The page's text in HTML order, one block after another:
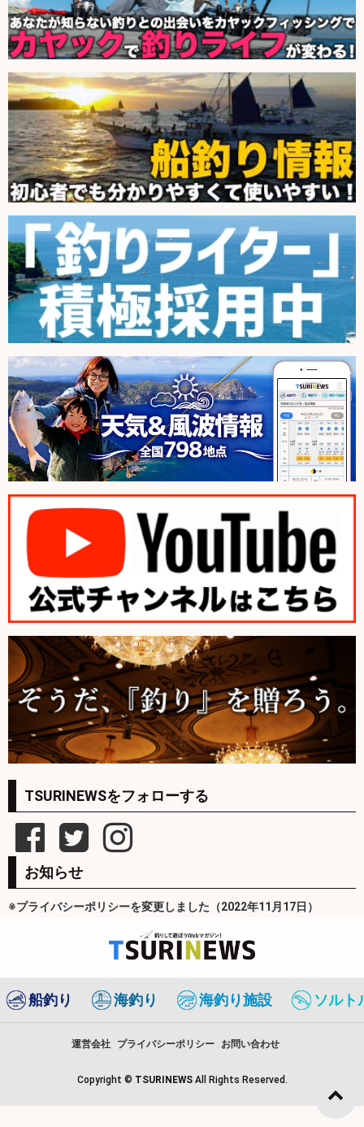
TSURINEWSをフォローする
お知らせ
※プライバシーポリシーを変更しました（2022年11月17日）
船釣り 海釣り 海釣り施設 ソルト
運営会社 プライバシーポリシー お問い合わせ
Copyright © TSURINEWS All Rights Reserved.